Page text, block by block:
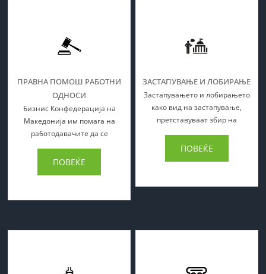
ПРАВНА ПОМОШ РАБОТНИ
ОДНОСИ
Бизнис Конфедерација на
Македонија им помага на
работодавачите да се
ПОВЕЌЕ
ЗАСТАПУВАЊЕ И ЛОБИРАЊЕ
Застапувањето и лобирањето
како вид на застапување,
претставуваат збир на
ПОВЕЌЕ